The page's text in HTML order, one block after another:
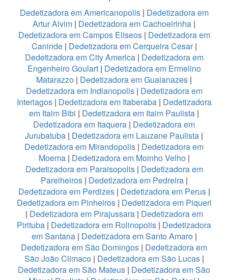
Dedetizadora em Americanopolis | Dedetizadora em
Artur Alvim | Dedetizadora em Cachoeirinha |
Dedetizadora em Campos Eliseos | Dedetizadora em
Caninde| Dedetizadora em Cerqueira Cesar|
Dedetizadora em City America | Dedetizadora em
Engenheiro Goulart | Dedetizadora em Ermelino
Matarazzo | Dedetizadora em Guaianazes |
Dedetizadora em Indianopolis| Dedetizadora em
Interlagos| Dedetizadora em Itaberaba| Dedetizadora
em Itaim Bibi | Dedetizadora em Itaim Paulista |
Dedetizadora em Itaquera | Dedetizadora em
Jurubatuba | Dedetizadora em Lauzane Paulista |
Dedetizadora em Mirandopolis | Dedetizadora em
Moema| Dedetizadora em Moinho Velho |
Dedetizadora em Paraisopolis| Dedetizadora em
Parelheiros| Dedetizadora em Pedreira|
Dedetizadora em Perdizes| Dedetizadora em Perus|
Dedetizadora em Pinheiros| Dedetizadora em Piqueri
| Dedetizadora em Pirajussara| Dedetizadora em
Pirituba | Dedetizadora em Rolinopolis | Dedetizadora
em Santana| Dedetizadora em Santo Amaro|
Dedetizadora em São Domingos | Dedetizadora em
São João Climaco| Dedetizadora em São Lucas|
Dedetizadora em São Mateus | Dedetizadora em São